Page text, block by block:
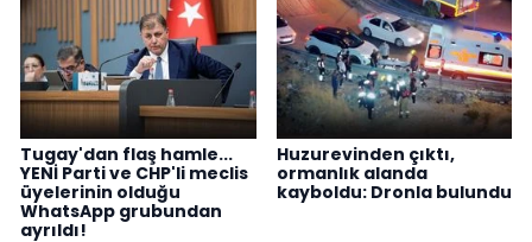
Tugay'dan flaş hamle...
YENİ Parti ve CHP'li meclis
üyelerinin olduğu
WhatsApp grubundan
ayrıldı!
Huzurevinden çıktı,
ormanlık alanda
kayboldu: Dronla bulundu